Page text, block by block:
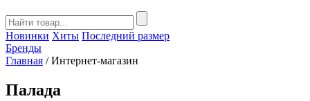
Новинки Хиты Последний размер
Бренды
Главная /Интернет-магазин
Палада